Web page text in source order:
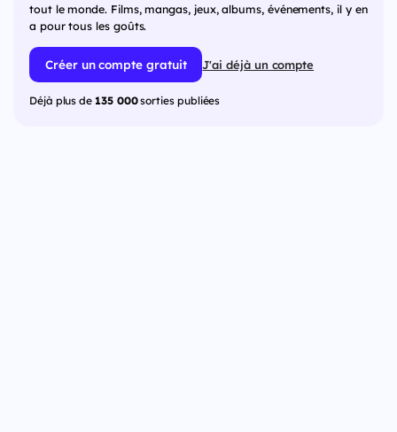
tout le monde. Films, mangas, jeux, albums, événements, il y en
a pour tous les goûts.
Créer un compte gratuit J'ai déjà un compte
Déjà plus de 135 000sorties publiées